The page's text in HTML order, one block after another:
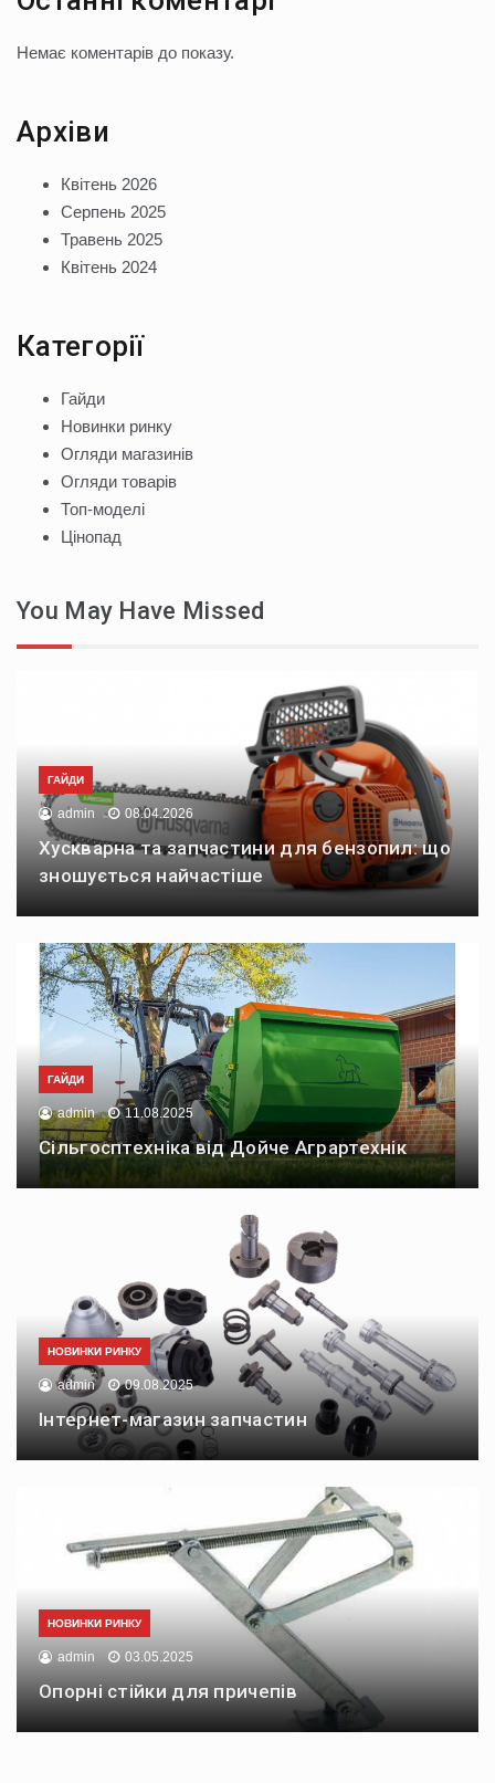
Немає коментарів до показу.
Архіви
Квітень 2026
Серпень 2025
Травень 2025
Квітень 2024
Категорії
Гайди
Новинки ринку
Огляди магазинів
Огляди товарів
Топ-моделі
Цінопад
You May Have Missed
ГАЙДИ
admin 08.04.2026
Хускварна та запчастини для бензопил: що
зношується найчастіше
ГАЙДИ
admin 11.08.2025
Сільгосптехніка від Дойче Аграртехнік
НОВИНКИ РИНКУ
admin 09.08.2025
Інтернет-магазин запчастин
НОВИНКИ РИНКУ
admin 03.05.2025
Опорні стійки для причепів